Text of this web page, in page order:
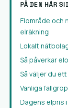
PÅ DEN HÄR
Elområde och
elräkning
Lokalt
Så påverkar
Så väljer du
Vanliga
Dagens elpris